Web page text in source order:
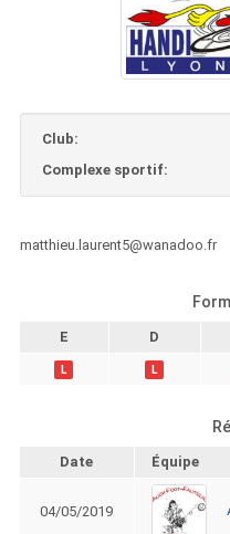
Club:
Complexe sportif:
matthieu.laurent5@wanadoo.fr
E D
L L
Date Équipe
04/05/2019